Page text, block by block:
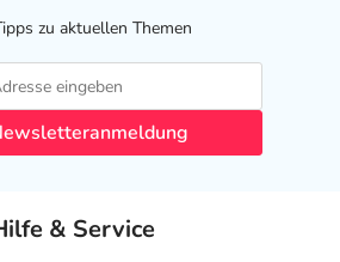
zu aktuellen Themen
& Service